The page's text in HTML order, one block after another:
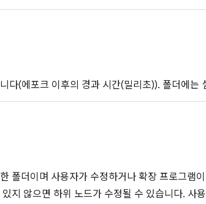
다(에포크 이후의 경과 시간(밀리초)). 폴더에는
폴더이며 사용자가 수정하거나 확장 프로그램
지 않으면 하위 노드가 수정될 수 있습니다. 사